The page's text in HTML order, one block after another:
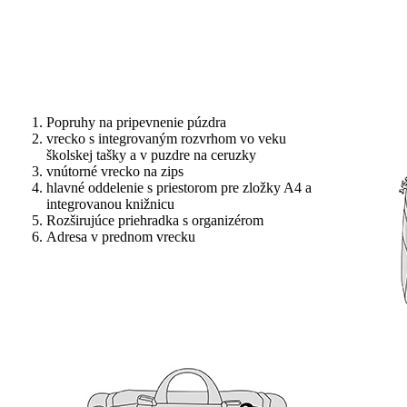
Popruhy na pripevnenie púzdra
vrecko s integrovaným rozvrhom vo veku
školskej tašky a v puzdre na ceruzky
vnútorné vrecko na zips
hlavné oddelenie s priestorom pre zložky A4 a
integrovanou knižnicu
Rozširujúce priehradka s organizérom
Adresa v prednom vrecku